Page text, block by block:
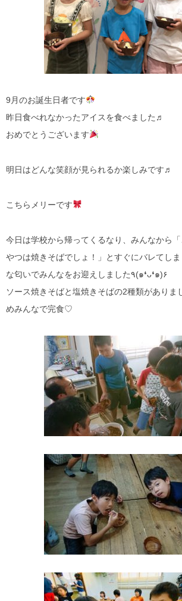
9月のお誕生日者です
昨日食べれなかったアイスを食べました♬
おめでとうございます
明日はどんな笑顔が見られるか楽しみです♬
こちらメリーです
今日は学校から帰ってくるなり、みんなから
やつは焼きそばでしょ！」とすぐにバレてし
な匂いでみんなをお迎えしました٩(๑❛ᴗ❛๑)۶
ソース焼きそばと塩焼きそばの2種類がありま
めみんなで完食♡